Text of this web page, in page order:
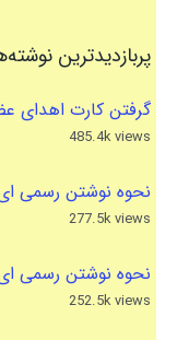
پربازدیدترین
گرفتن کارت اهدای
485.4k views
نحوه نوشتن رسمی
277.5k views
نحوه نوشتن رسمی
252.5k views